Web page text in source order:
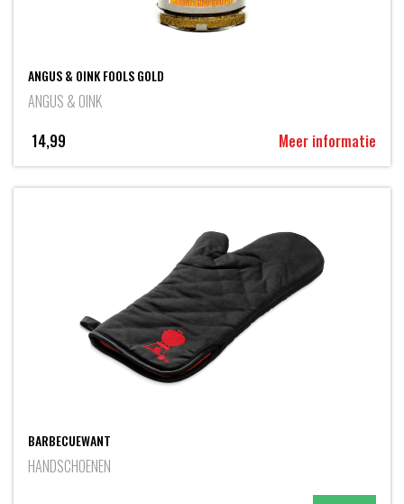
ANGUS & OINK FOOLS GOLD
ANGUS & OINK
14,99
Meer informatie
BARBECUEWANT
HANDSCHOENEN